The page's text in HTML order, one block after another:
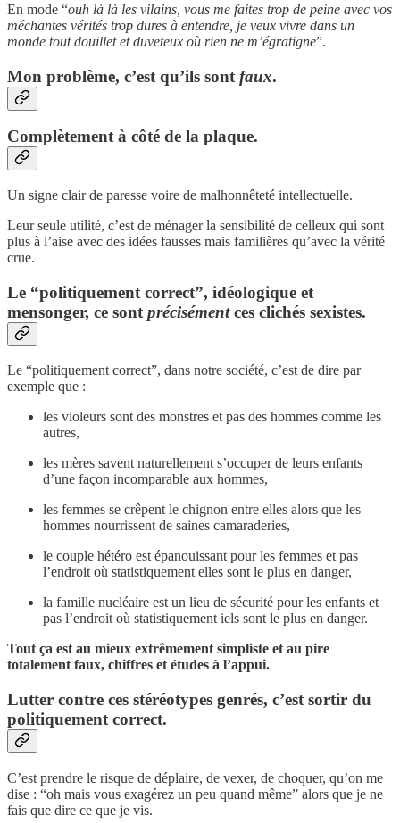
En mode “ouh là là les vilains, vous me faites trop de peine avec vos
méchantes vérités trop dures à entendre, je veux vivre dans un
monde tout douillet et duveteux où rien ne m’égratigne”.
Mon problème, c’est qu’ils sont faux.
Complètement à côté de la plaque.
Un signe clair de paresse voire de malhonnêteté intellectuelle.
Leur seule utilité, c’est de ménager la sensibilité de celleux qui sont
plus à l’aise avec des idées fausses mais familières qu’avec la vérité
crue.
Le “politiquement correct”, idéologique et
mensonger, ce sont précisémentces clichés sexistes.
Le “politiquement correct”, dans notre société, c’est de dire par
exemple que :
les violeurs sont des monstres et pas des hommes comme les
autres,
les mères savent naturellement s’occuper de leurs enfants
d’une façon incomparable aux hommes,
les femmes se crêpent le chignon entre elles alors que les
hommes nourrissent de saines camaraderies,
le couple hétéro est épanouissant pour les femmes et pas
l’endroit où statistiquement elles sont le plus en danger,
la famille nucléaire est un lieu de sécurité pour les enfants et
pas l’endroit où statistiquement iels sont le plus en danger.
Tout ça est au mieux extrêmement simpliste et au pire
totalement faux, chiffres et études à l’appui.
Lutter contre ces stéréotypes genrés, c’est sortir du
politiquement correct.
C’est prendre le risque de déplaire, de vexer, de choquer, qu’on me
dise : “oh mais vous exagérez un peu quand même” alors que je ne
fais que dire ce que je vis.